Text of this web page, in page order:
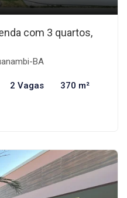
com 3 quartos,
BA
2 Vagas 370 m²